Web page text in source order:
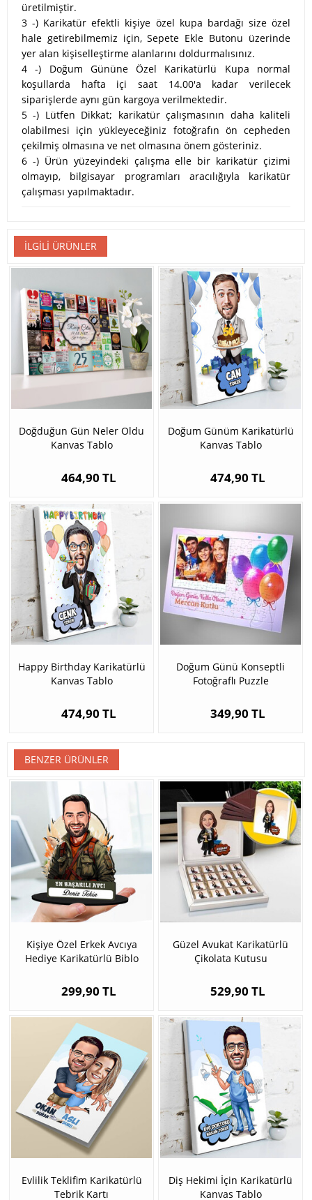
üretilmiştir.
3 -) Karikatür efektli kişiye özel kupa bardağı size özel
hale getirebilmemiz için, Sepete Ekle Butonu üzerinde
yer alan kişiselleştirme alanlarını doldurmalısınız.
4 -) Doğum Gününe Özel Karikatürlü Kupa normal
koşullarda hafta içi saat 14.00'a kadar verilecek
siparişlerde aynı gün kargoya verilmektedir.
5 -) Lütfen Dikkat; karikatür çalışmasının daha kaliteli
olabilmesi için yükleyeceğiniz fotoğrafın ön cepheden
çekilmiş olmasına ve net olmasına önem gösteriniz.
6 -) Ürün yüzeyindeki çalışma elle bir karikatür çizimi
olmayıp, bilgisayar programları aracılığıyla karikatür
çalışması yapılmaktadır.
İLGILI ÜRÜNLER
Doğduğun Gün Neler Oldu
Kanvas Tablo
464,90 TL
Doğum Günüm Karikatürlü
Kanvas Tablo
474,90 TL
Happy Birthday Karikatürlü
Kanvas Tablo
474,90 TL
Doğum Günü Konseptli
Fotoğraflı Puzzle
349,90 TL
BENZER ÜRÜNLER
Kişiye Özel Erkek Avcıya
Hediye Karikatürlü Biblo
299,90 TL
Güzel Avukat Karikatürlü
Çikolata Kutusu
529,90 TL
Evlilik Teklifim Karikatürlü
Tebrik Kartı
Diş Hekimi İçin Karikatürlü
Kanvas Tablo